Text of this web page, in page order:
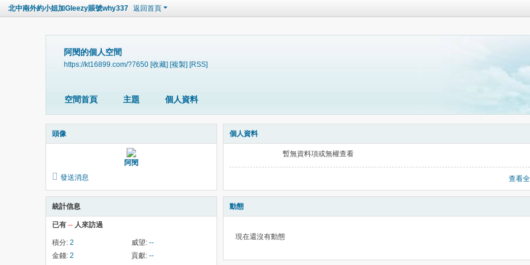
北中南外約小姐加Gleezy賬號why337 返回首頁
阿閔的個人空間
https://kt16899.com/?7650 [收藏] [複製] [RSS]
空間首頁 主題 個人資料
頭像
阿閔
發送消息
統計信息
已有 -- 人來訪過
積分: 2 威望: --
金錢: 2 貢獻: --
個人資料
暫無資料項或無權查看
查看
動態
現在還沒有動態